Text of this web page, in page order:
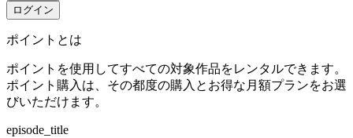
ログイン
ポイントとは
ポイントを使用してすべての対象作品をレンタルできます。
ポイント購入は、その都度の購入とお得な月額プランをお選
びいただけます。
episode_title